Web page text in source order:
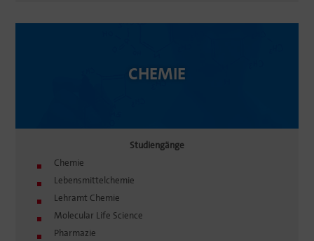
CHEMIE
Studi­en­gänge
Chemie
Lebens­mit­tel­chemie
Lehramt Chemie
Molecular Life Science
Pharmazie